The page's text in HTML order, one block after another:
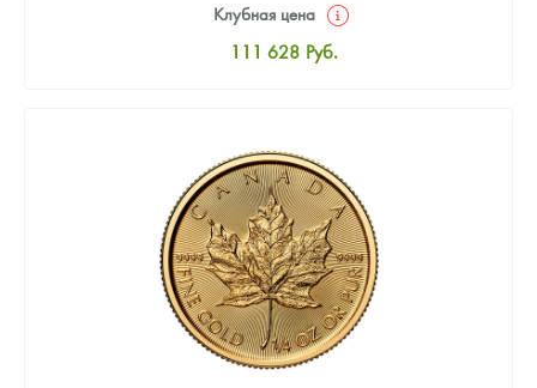
Клубная цена
111 628 Руб.
Цена выкупа
Звоните